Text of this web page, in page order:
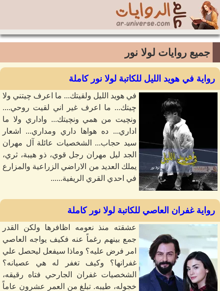
جميع روايات لولا نور
رواية في هويد الليل للكاتبة لولا نور كاملة
في هويد الليل ولقيتك... ما اعرف چيتني ولا
چيتك... ما اعرف غير اني لقيت روحي....
ونچيت من همي ونچيتك... واداري ولا ما
اداري... ده هواها داري ومداري... اشعار
سيد حجاب... الشخصيات عائلة آل مهران
الجد ليل مهران رجل قوي، ذو هيبة، ثري،
يملك العديد من الاراضي الزراعية والمزارع
في احدي القري الريفية......
رواية غفران العاصي للكاتبة لولا نور كاملة
عشقته منذ نعومه اظافرها ولكن القدر
جمع بينهم رغماً عنه فكيف يواجه العاصي
امر فرض عليه؟ وماذا سيفعل ليحصل علي
غفرانها؟ وكيف تغفر له هي عصيانه؟
الشخصيات غفران الجارحي فتاه رقيقه،
خجوله، طيبه. تبلغ من العمر عشرون عاماً